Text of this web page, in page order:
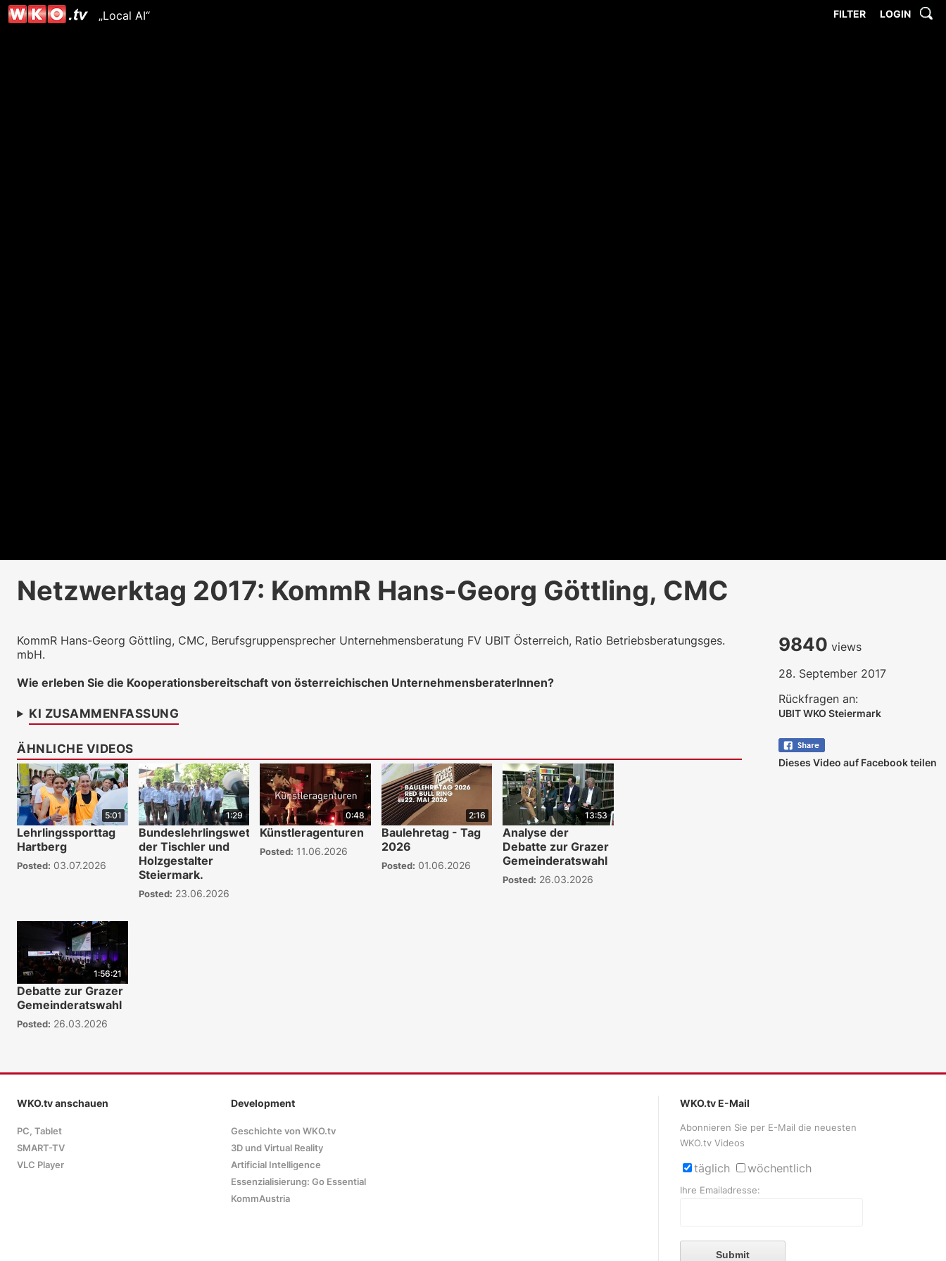
„Local AI“ FILTER LOGIN
Netzwerktag 2017: KommR Hans-Georg Göttling, CMC
KommR Hans-Georg Göttling, CMC, Berufsgruppensprecher Unternehmensberatung FV UBIT Österreich, Ratio Betriebsberatungsges.
mbH.
Wie erleben Sie die Kooperationsbereitschaft von österreichischen UnternehmensberaterInnen?
KI ZUSAMMENFASSUNG
ÄHNLICHE VIDEOS
5:01
Lehrlingssporttag
Hartberg
Posted: 03.07.2026
1:29
Bundeslehrlingswettbewerb
der Tischler und
Holzgestalter
Steiermark.
Posted: 23.06.2026
0:48
Künstleragenturen
Posted: 11.06.2026
2:16
Baulehretag - Tag
2026
Posted: 01.06.2026
13:53
Analyse der
Debatte zur Grazer
Gemeinderatswahl
Posted: 26.03.2026
1:56:21
Debatte zur Grazer
Gemeinderatswahl
Posted: 26.03.2026
9840 views
28. September 2017
Rückfragen an:
UBIT WKO Steiermark
Dieses Video auf Facebook teilen
WKO.tv anschauen
PC, Tablet
SMART-TV
VLC Player
Development
Geschichte von WKO.tv
3D und Virtual Reality
Artificial Intelligence
Essenzialisierung: Go Essential
KommAustria
WKO.tv E-Mail
Abonnieren Sie per E-Mail die neuesten
WKO.tv Videos
täglich wöchentlich
Ihre Emailadresse:
Submit